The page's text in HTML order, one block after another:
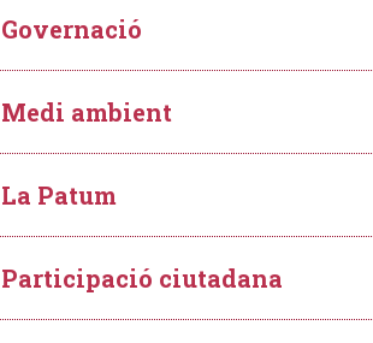
Governació
Medi ambient
La Patum
Participació ciutadana